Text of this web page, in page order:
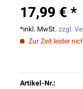
17,99 € *
*inkl. MwSt.zzgl.
Zur Zeit leider
Artikel-Nr.: